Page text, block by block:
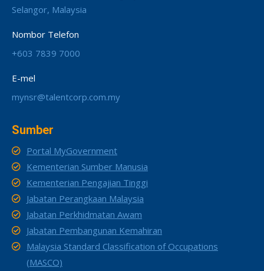
Selangor, Malaysia
Nombor Telefon
+603 7839 7000
E-mel
mynsr@talentcorp.com.my
Sumber
Portal MyGovernment
Kementerian Sumber Manusia
Kementerian Pengajian Tinggi
Jabatan Perangkaan Malaysia
Jabatan Perkhidmatan Awam
Jabatan Pembangunan Kemahiran
Malaysia Standard Classification of Occupations
(MASCO)